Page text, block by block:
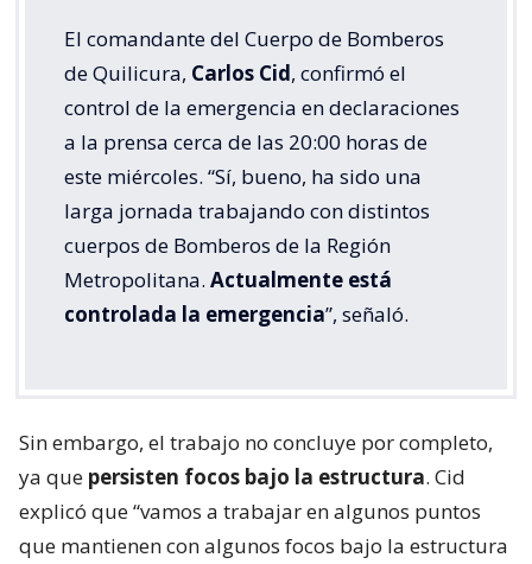
El comandante del Cuerpo de Bomberos
de Quilicura, Carlos Cid, confirmó el
control de la emergencia en declaraciones
a la prensa cerca de las 20:00 horas de
este miércoles. “Sí, bueno, ha sido una
larga jornada trabajando con distintos
cuerpos de Bomberos de la Región
Metropolitana. Actualmente está
controlada la emergencia”, señaló.
Sin embargo, el trabajo no concluye por completo,
ya que persisten focos bajo la estructura. Cid
explicó que “vamos a trabajar en algunos puntos
que mantienen con algunos focos bajo la estructura